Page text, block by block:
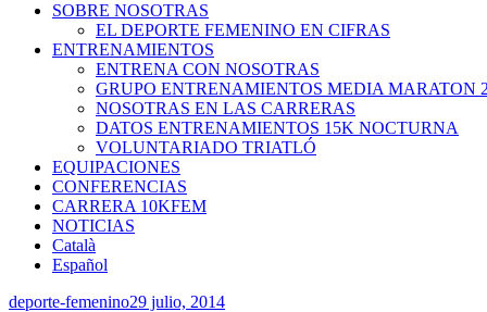
SOBRE NOSOTRAS
EL DEPORTE FEMENINO EN CIFRAS
ENTRENAMIENTOS
ENTRENA CON NOSOTRAS
GRUPO ENTRENAMIENTOS MEDIA MARATON
NOSOTRAS EN LAS CARRERAS
DATOS ENTRENAMIENTOS 15K NOCTURNA
VOLUNTARIADO TRIATLÓ
EQUIPACIONES
CONFERENCIAS
CARRERA 10KFEM
NOTICIAS
Català
Español
deporte-femenino29 julio, 2014